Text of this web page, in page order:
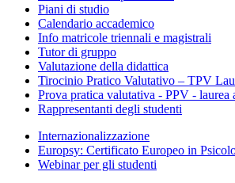
Piani di studio
Calendario accademico
Info matricole triennali e magistrali
Tutor di gruppo
Valutazione della didattica
Tirocinio Pratico Valutativo – TPV
Prova pratica valutativa - PPV - laurea
Rappresentanti degli studenti
Internazionalizzazione
Europsy: Certificato Europeo in
Webinar per gli studenti